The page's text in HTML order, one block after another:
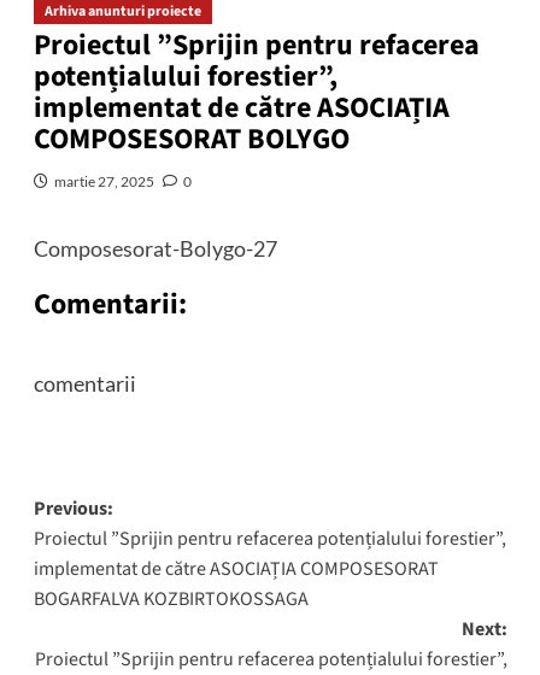
Arhiva anunturi proiecte
Proiectul ”Sprijin pentru refacerea
potențialului forestier”,
implementat de către ASOCIAȚIA
COMPOSESORAT BOLYGO
martie 27, 2025 0
Composesorat-Bolygo-27
Comentarii:
comentarii
Post
navigation
Previous:
Proiectul ”Sprijin pentru refacerea potențialului forestier”,
implementat de către ASOCIAȚIA COMPOSESORAT
BOGARFALVA KOZBIRTOKOSSAGA
Next:
Proiectul ”Sprijin pentru refacerea potențialului forestier”,